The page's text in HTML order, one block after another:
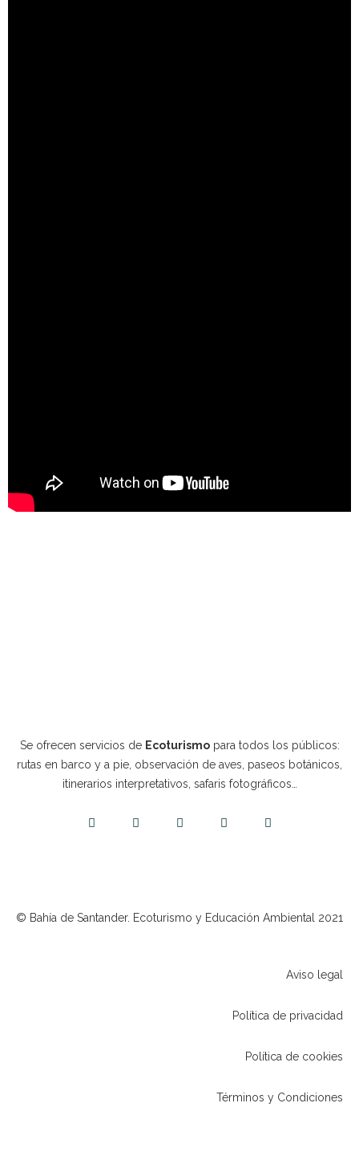
Se ofrecen servicios de Ecoturismopara todos los públicos:
rutas en barco y a pie, observación de aves, paseos botánicos,
itinerarios interpretativos, safaris fotográficos…
© Bahía de Santander. Ecoturismo y Educación Ambiental 2021
Aviso legal
Política de privacidad
Política de cookies
Términos y Condiciones